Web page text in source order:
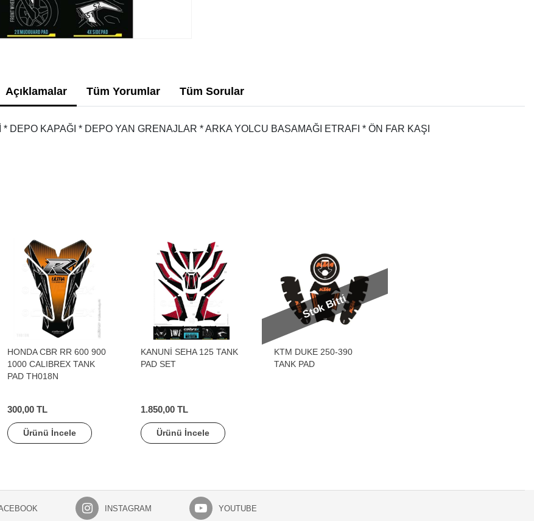
Açıklamalar Tüm Yorumlar Tüm Sorular
DEPO KAPAĞI * DEPO YAN GRENAJLAR * ARKA YOLCU BASAMAĞI ETRAFI * ÖN FAR KAŞI
HONDA CBR RR 600 900
1000 CALIBREX TANK
PAD TH018N
300,00 TL
Ürünü İncele
KANUNİ SEHA 125 TANK
PAD SET
1.850,00 TL
Ürünü İncele
Stok Bitti
KTM DUKE 250-390
TANK PAD
INSTAGRAM YOUTUBE